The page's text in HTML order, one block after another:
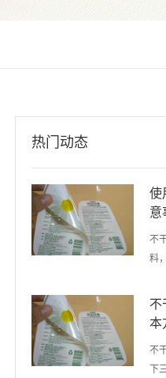
热门动态
使
意
不
料
贴...
不
本
不
下